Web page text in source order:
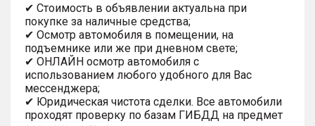
✔ Стоимость в объявлении актуальна при
покупке за наличные средства;
✔ Осмотр автомобиля в помещении, на
подъемнике или же при дневном свете;
✔ ОНЛАЙН осмотр автомобиля с
использованием любого удобного для Вас
мессенджера;
✔ Юридическая чистота сделки. Все автомобили
проходят проверку по базам ГИБДД на предмет